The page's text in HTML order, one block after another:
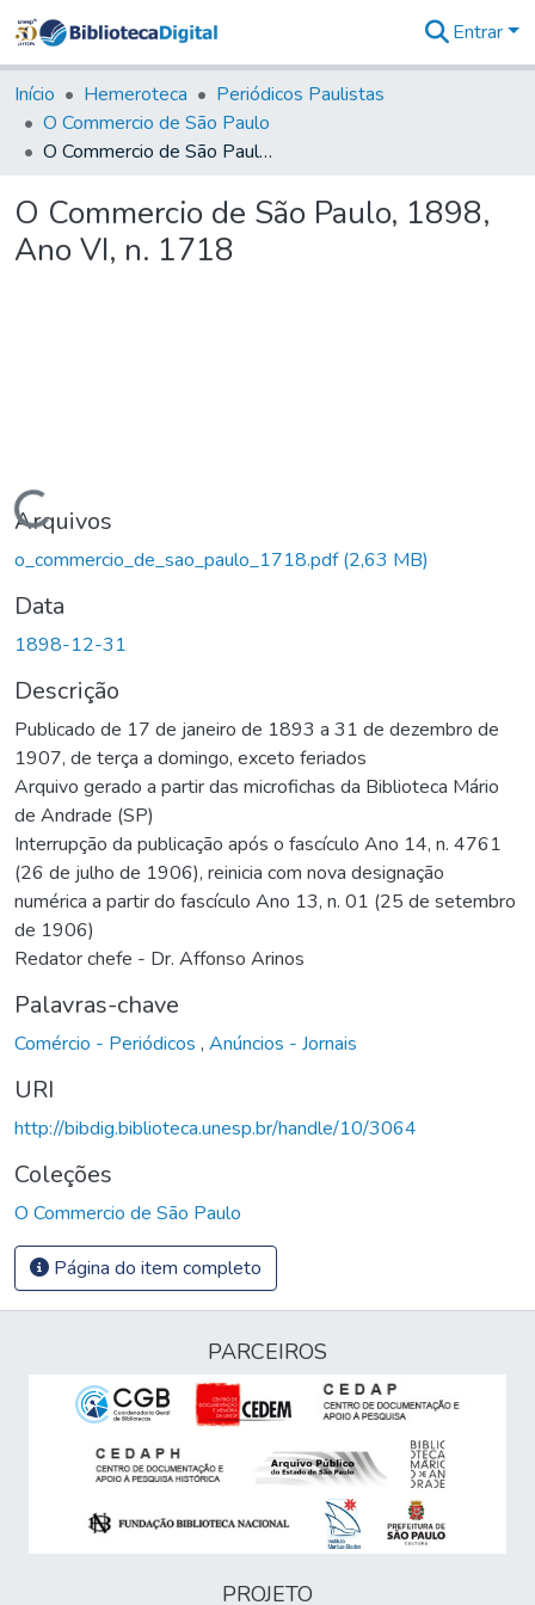
&
Coleções
Tudo na
Biblioteca
Estatísticas
Entrar
Início Hemeroteca
Periódicos Paulistas
O Commercio de São Paulo
O Commercio de São Paulo, 1898, Ano VI, n. 1718
O Commercio de São Paulo, 1898,
Ano VI, n. 1718
Carregando...
Arquivos
o_commercio_de_sao_paulo_1718.pdf(2,63 MB)
Data
1898-12-31
Descrição
Publicado de 17 de janeiro de 1893 a 31 de dezembro de
1907, de terça a domingo, exceto feriados
Arquivo gerado a partir das microfichas da Biblioteca Mário
de Andrade (SP)
Interrupção da publicação após o fascículo Ano 14, n. 4761
(26 de julho de 1906), reinicia com nova designação
numérica a partir do fascículo Ano 13, n. 01 (25 de setembro
de 1906)
Redator chefe - Dr. Affonso Arinos
Palavras-chave
Comércio - Periódicos , Anúncios - Jornais
URI
http://bibdig.biblioteca.unesp.br/handle/10/3064
Coleções
O Commercio de São Paulo
Página do item completo
PARCEIROS
PROJETO